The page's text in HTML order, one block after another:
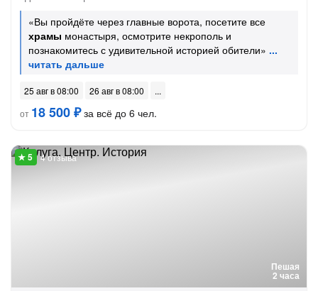
«Вы пройдёте через главные ворота, посетите все
храмы монастыря, осмотрите некрополь и
познакомитесь с удивительной историей обители»
25 авг в 08:00
26 авг в 08:00
от 18 500 ₽за всё до 6 чел.
Пешая
2 часа
4 отзыва